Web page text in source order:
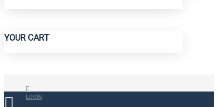
YOUR CART
LOGIN